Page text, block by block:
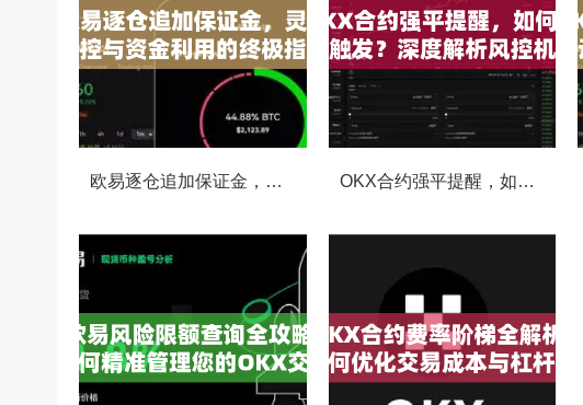
欧易逐仓追加保证金，灵活风控与资金利用的终极指南 OKX合约强平提醒，如何避免触发？深度解析风控机制与应对策略